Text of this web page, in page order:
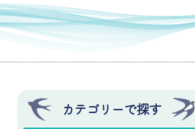
カテゴリーで探す